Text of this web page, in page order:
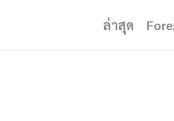
ล่าสุด